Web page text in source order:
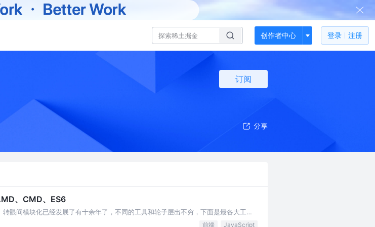
创作者中心 登录 注册
订阅
、CMD、ES6
眼间模块化已经发展了有十余年了，不同的工具和轮子层出不穷，下面是最各大工具
前端 JavaScript